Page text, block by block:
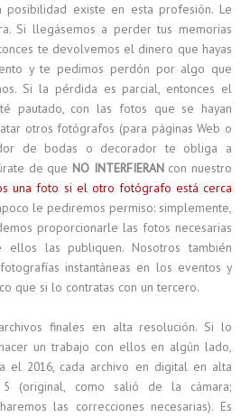
posibilidad existe en esta profesión. Le
Si llegásemos a perder tus memorias
te devolvemos el dinero que hayas
y te pedimos perdón por algo que
Si la pérdida es parcial, entonces el
pautado, con las fotos que se hayan
otros fotógrafos (para páginas Web o
de bodas o decorador te obliga a
de que NO INTERFIERANcon nuestro
una foto si el otro fotógrafo está cerca
le pediremos permiso: simplemente,
proporcionarle las fotos necesarias
las publiquen. Nosotros también
instantáneas en los eventos y
que si lo contratas con un tercero.
finales en alta resolución. Si lo
un trabajo con ellos en algún lado,
el 2016, cada archivo en digital en alta
5 (original, como salió de la cámara;
las correcciones necesarias). Es